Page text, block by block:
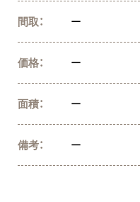
間取： ー
価格： ー
面積： ー
備考： ー